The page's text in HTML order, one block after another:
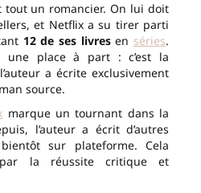
tout un romancier. On lui doit
et Netflix a su tirer parti
12 de ses livresen séries.
une place à part : c’est la
a écrite exclusivement
source.
marque un tournant dans la
l’auteur a écrit d’autres
sur plateforme. Cela
par la réussite critique et